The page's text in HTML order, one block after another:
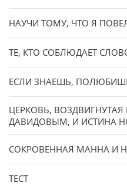
НАУЧИ ТОМУ, ЧТО Я
ТЕ, КТО СОБЛЮДАЕТ
ЕСЛИ ЗНАЕШЬ,
ЦЕРКОВЬ,
ДАВИДОВЫМ, И ИСТИНА
СОКРОВЕННАЯ МАННА И
ТЕСТ